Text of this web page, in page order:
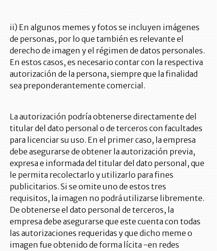
ii) En algunos memes y fotos se incluyen imágenes
de personas, por lo que también es relevante el
derecho de imagen y el régimen de datos personales.
En estos casos, es necesario contar con la respectiva
autorización de la persona, siempre que la finalidad
sea preponderantemente comercial.
La autorización podría obtenerse directamente del
titular del dato personal o de terceros con facultades
para licenciar su uso. En el primer caso, la empresa
debe asegurarse de obtener la autorización previa,
expresa e informada del titular del dato personal, que
le permita recolectarlo y utilizarlo para fines
publicitarios. Si se omite uno de estos tres
requisitos, la imagen no podrá utilizarse libremente.
De obtenerse el dato personal de terceros, la
empresa debe asegurarse que este cuenta con todas
las autorizaciones requeridas y que dicho meme o
imagen fue obtenido de forma lícita -en redes